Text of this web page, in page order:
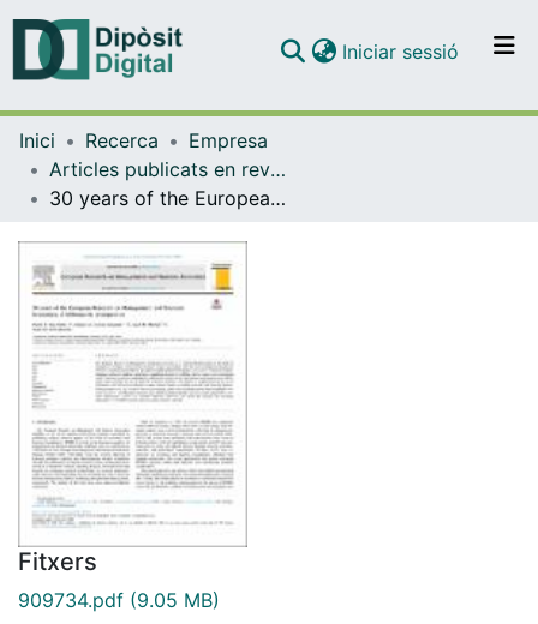
Navega per tot el DD
Iniciar sessió (current)
Inici Recerca
Empresa
Articles publicats en revistes (Empresa)
30 years of the European Research on Management and Business Economics: A bibliometric retrospective
Fitxers
909734.pdf (9.05 MB)